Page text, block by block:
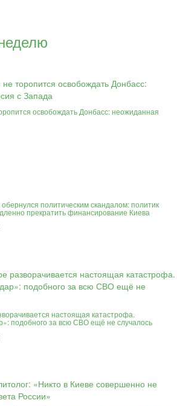
освобождать Донбасс: неожиданная
политическим скандалом: политик
прекратить финансирование Киева
настоящая катастрофа.
подобного за всю СВО ещё не случалось